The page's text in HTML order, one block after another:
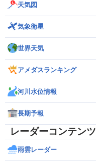
天気図
気象衛星
世界天気
アメダスランキング
河川水位情報
長期予報
レーダーコンテンツ
雨雲レーダー